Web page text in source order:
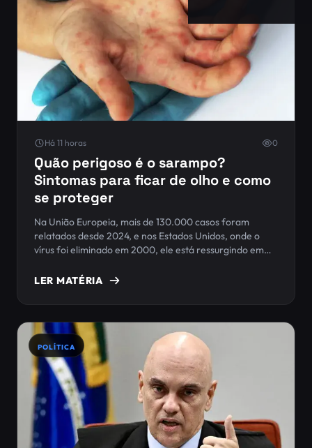
Há 11 horas 0
Quão perigoso é o sarampo?
Sintomas para ficar de olho e como
se proteger
Na União Europeia, mais de 130.000 casos foram
relatados desde 2024, e nos Estados Unidos, onde o
vírus foi eliminado em 2000, ele está ressurgindo em
vacinação e ao aumento de comunidades com baixa
LER MATÉRIA
POLÍTICA